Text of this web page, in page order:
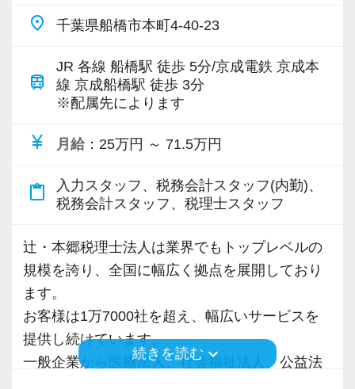
仕事をする上では5つのこだわり「クイックレス
配り」を掲げ、一人ひとりが実行しています。
より多くの「ありがとう」と笑顔をいただき続
す。
【求職者へのメッセージ】
当社の実践型インターンでは、普段の学生生活
します。
そのため、勢いだけではどうにもならない課題
や問題点もでてきますが、一つずつ確実に乗り
越えていきましょう！
常に自ら学ぶ姿勢で臨んでください。着実に実
績を作りながら課題や問題の分析スキルを身に
モニターを全席設置。
ーレス化を進めています。kintoneや
LINEWORKS、クラウドサインなどを活用して
いるので効率よくストレスフリーに業務をこな
せます。
【明確なキャリアパスで成長をバックアップし
キャリアステップは等級制（1〜6等級）で、求
められる業務レベルや役割を明確にしていま
す。目標設定がしやすく、成長を実感しながら
ステップアップが可能です。
昇級は年に2回の自己申請制で何度でもチャレン
ジできます。
今後もお客様に満足していただけるようにスキ
ルの向上を目指し、税務のプロとして高い信頼
を獲得していきます。
お客様から信頼され、心の通ったサービスを提
の道を私たちと一緒に歩んでみませんか？
【現在のスタッフの6割が業界未経験者！異業種
す】
当社で活躍する未経験者は6割を占めているの
で、育成には多くの実績と自信があります。
安心してこの業界に飛び込んできてください！
入社後はOJTとOFF-JTを並行してマンツーマン
・書籍購入費／研修費は全額会社負担
・隔月で税法・実務の学習会あり
・資格取得を目指す社員が多数
＜募集の背景＞
・組織力強化に向けた採用
・将来の中核人材を募集
Q. 当事務所を選んだ理由は？
A. 幅広い業務を経験できる点に魅力を感じ、入
所を決めました。
Q. 実際に働いてみてどうですか？
A. さまざまな業務を任せてもらえるので、以前
place 千葉県船橋市本町4-40-23
train
JR 各線 船橋駅 徒歩 5分/京成電鉄 京成本
線 京成船橋駅 徒歩 3分
※配属先によります
currency_yen 月給 ：25万円 ～ 71.5万円
content_paste
入力スタッフ、税務会計スタッフ(内勤)、
税務会計スタッフ、税理士スタッフ
辻・本郷税理士法人は業界でもトップレベルの
規模を誇り、全国に幅広く拠点を展開しており
ます。
お客様は1万7000社を超え、幅広いサービスを
提供し続けています。
一般企業から医療法人、社会福祉法人、公益法
続きを読む keyboard_arrow_down